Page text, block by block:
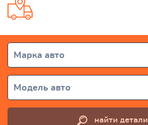
Марка авто
Модель авто
найти детали